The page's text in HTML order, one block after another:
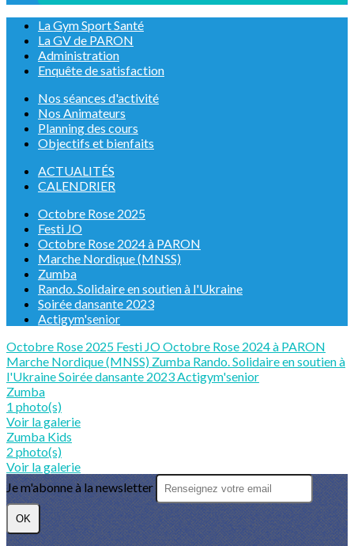
La Gym Sport Santé
La GV de PARON
Administration
Enquête de satisfaction
Nos séances d'activité
Nos Animateurs
Planning des cours
Objectifs et bienfaits
ACTUALITÉS
CALENDRIER
Octobre Rose 2025
Festi JO
Octobre Rose 2024 à PARON
Marche Nordique (MNSS)
Zumba
Rando. Solidaire en soutien à l'Ukraine
Soirée dansante 2023
Actigym'senior
Octobre Rose 2025 Festi JOOctobre Rose 2024 à PARON
Marche Nordique (MNSS) Zumba Rando. Solidaire en soutien à
l'UkraineSoirée dansante 2023Actigym'senior
Zumba
1 photo(s)
Voir la galerie
Zumba Kids
2 photo(s)
Voir la galerie
Je m'abonne à la newsletter
OK